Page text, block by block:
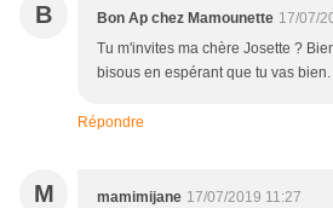
B Bon Ap chez Mamounette 17/07/
Tu m'invites ma chère Josette ?
bisous en espérant que tu vas bien.
Répondre
M mamimijane 17/07/2019 11:27